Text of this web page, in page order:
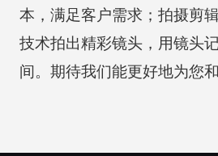
本，满足客户需求；拍摄剪
技术拍出精彩镜头，用镜头
间。期待我们能更好地为您